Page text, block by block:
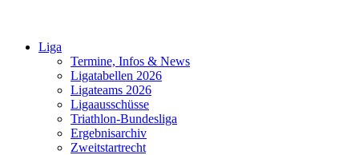
Liga
Termine, Infos & News
Ligatabellen 2026
Ligateams 2026
Ligaausschüsse
Triathlon-Bundesliga
Ergebnisarchiv
Zweitstartrecht